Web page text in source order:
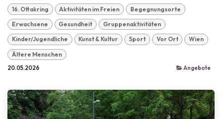
16. Ottakring Aktivitäten im Freien Begegnungsorte
Erwachsene Gesundheit Gruppenaktivitäten
Kinder/Jugendliche Kunst & Kultur Sport Vor Ort Wien
Ältere Menschen
20.05.2026 Angebote